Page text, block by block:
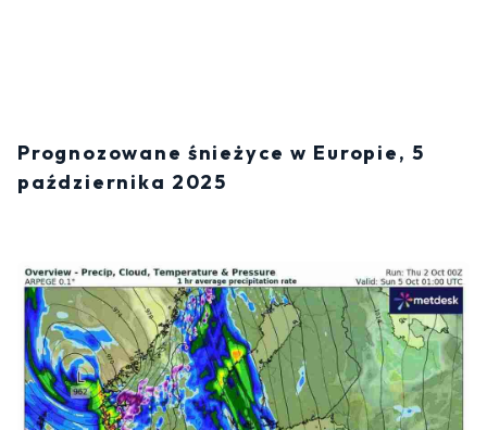
Prognozowane śnieżyce w Europie, 5
października 2025